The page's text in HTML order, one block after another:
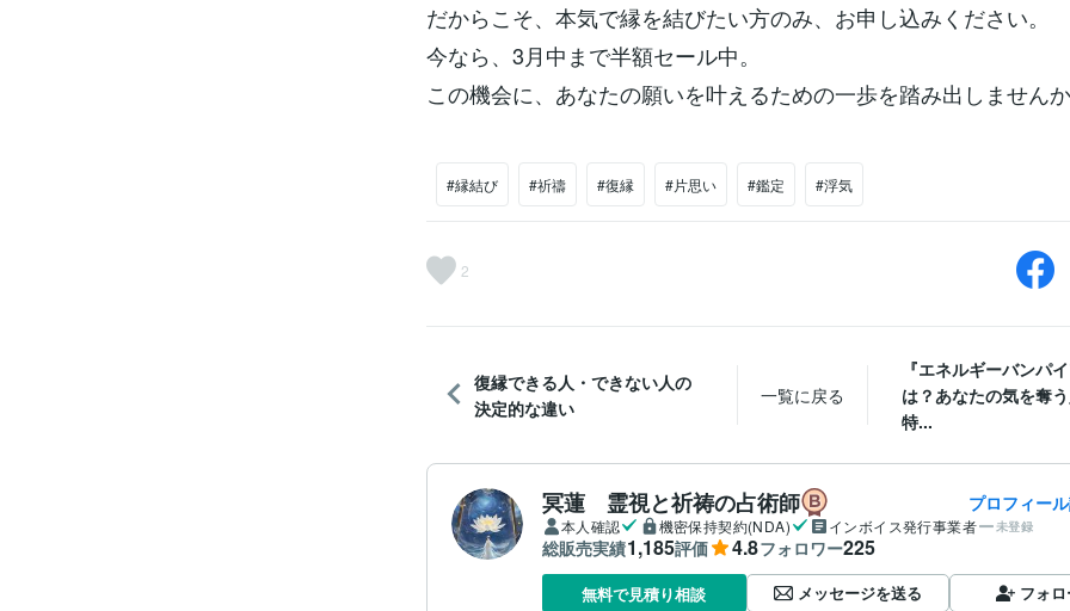
だからこそ、本気で縁を結びたい方のみ、お申し込みください。
今なら、3月中まで半額セール中。
この機会に、あなたの願いを叶えるための一歩を踏み出しません
#縁結び #祈禱 #復縁 #片思い #鑑定 #浮気
2
復縁できる人・できない人の
決定的な違い
一覧に戻る
『エネルギーバンパ
は？あなたの気を奪
特...
冥蓮 霊視と祈祷の占術師 プロフィー
本人確認 機密保持契約(NDA) インボイス発行事業者 未登録
総販売実績1,185評価 4.8フォロワー225
無料で見積り相談 メッセージを送る フォ